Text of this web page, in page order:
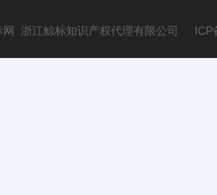
网 浙江鲸标知识产权代理有限公司 ICP